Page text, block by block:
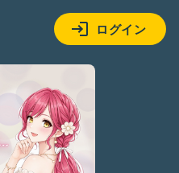
ログイン